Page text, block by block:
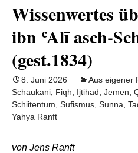
Wissenwertes
ibn ʿAlī asch-
(gest.1834)
8. Juni 2026 Aus eigener
Schaukani Fiqh Ijtihad Jemen
Schiitentum Sufismus Sunna
Yahya Ranft
von Jens Ranft